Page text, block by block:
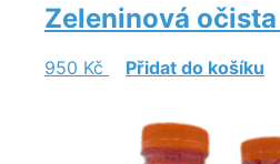
Zeleninová
950 Kč Přidat do košíku